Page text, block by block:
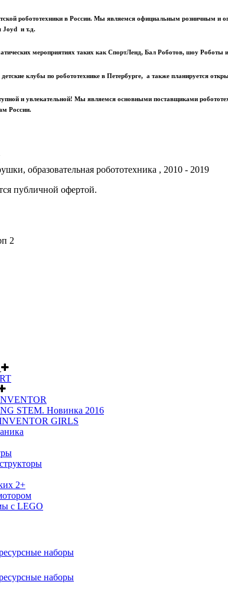
робототехники в России. Мы являемся официальным розничным и
Joyd и т.д.
мероприятиях таких как СпортЛенд, Бал Роботов, шоу Роботы
клубы по робототехнике в Петербурге, а также планируется
и увлекательной! Мы являемся основными поставщиками
России.
образовательная робототехника , 2010 - 2019
публичной офертой.
2
STEM. Новинка 2016
GIRLS
2+
с LEGO
наборы
наборы